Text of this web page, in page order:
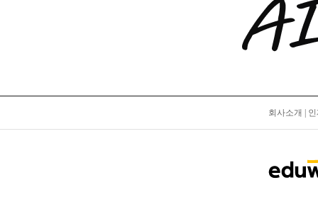
회사소개